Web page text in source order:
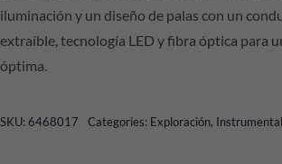
iluminación y un diseño de palas con un
extraíble, tecnología LED y fibra óptica para
óptima.
SKU:6468017 Categories: Exploración,